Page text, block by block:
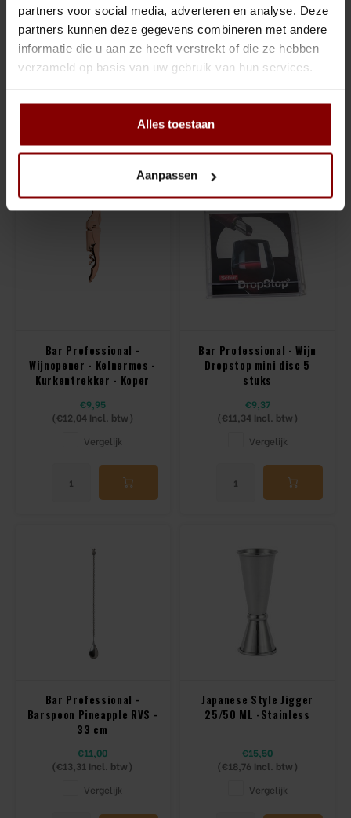
partners voor social media, adverteren en analyse. Deze
partners kunnen deze gegevens combineren met andere
informatie die u aan ze heeft verstrekt of die ze hebben
verzameld op basis van uw gebruik van hun services.
Alles toestaan
Aanpassen
Bottle - 100ml
€18,15
(€21,96Incl. btw)
Easter Islander - 450 ML
- 1 stuk
€17,95
(€21,72Incl. btw)
Bar Professional -
Wijnopener - Kelnermes -
Kurkentrekker - Koper
€9,95
(€12,04Incl. btw)
Vergelijk
Bar Professional - Wijn
Dropstop mini disc 5
stuks
€9,37
(€11,34Incl. btw)
Vergelijk
Bar Professional -
Barspoon Pineapple RVS -
33 cm
€11,00
(€13,31 Incl. btw)
Vergelijk
Japanese Style Jigger
25/50 ML -Stainless
€15,50
(€18,76 Incl. btw)
Vergelijk